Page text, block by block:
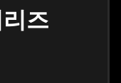
즈